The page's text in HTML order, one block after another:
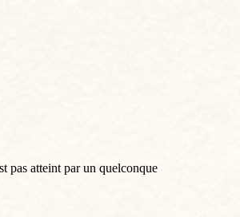
pas atteint par un quelconque